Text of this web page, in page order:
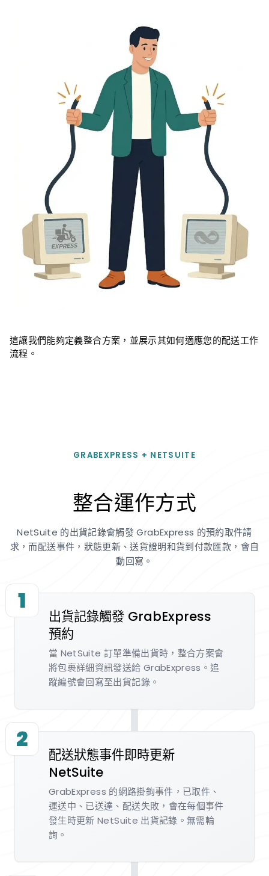
這讓我們能夠定義整合方案，並展示其如何適應您的配送工作
流程。
GRABEXPRESS + NETSUITE
整合運作方式
NetSuite 的出貨記錄會觸發 GrabExpress 的預約取件請
求，而配送事件，狀態更新、送貨證明和貨到付款匯款，會自
動回寫。
1
出貨記錄觸發 GrabExpress
預約
當 NetSuite 訂單準備出貨時，整合方案會
將包裹詳細資訊發送給 GrabExpress。追
蹤編號會回寫至出貨記錄。
2
配送狀態事件即時更新
NetSuite
GrabExpress 的網路掛鉤事件，已取件、
運送中、已送達、配送失敗，會在每個事件
發生時更新 NetSuite 出貨記錄。無需輪
詢。